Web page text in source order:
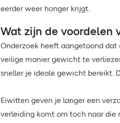
eerder weer honger krijgt.
Wat zijn de voordelen
Onderzoek heeft aangetoond
veilige manier gewicht te
sneller je ideale gewicht bereikt.
Eiwitten geven je langer een
verleiding komt om toch naar die